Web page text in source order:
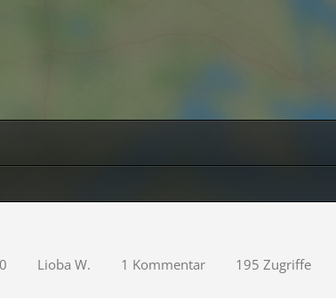
Lioba W. 1 Kommentar 195 Zugriffe